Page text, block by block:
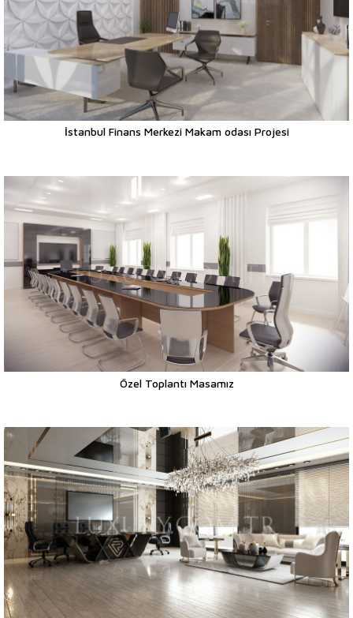
İstanbul Finans Merkezi Makam odası Projesi
Özel Toplantı Masamız